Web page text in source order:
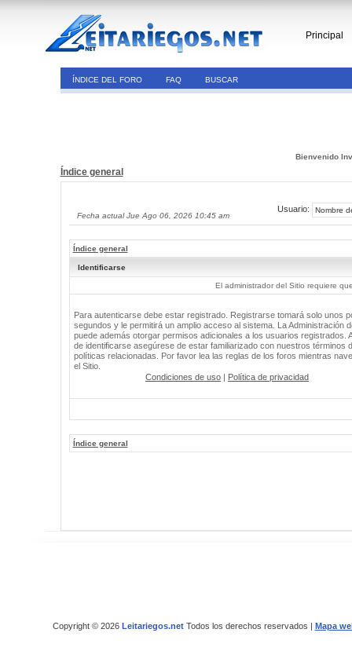
Principal
ÍNDICE DEL FORO FAQ BUSCAR
Bienvenido
Índice general
Fecha actual Jue Ago 06, 2026 10:45 am
Usuario:
Índice general
Identificarse
El administrador del Sitio requiere
Para autenticarse debe estar registrado. Registrarse tomará solo unos
segundos y le permitirá un amplio acceso al sistema. La Administración
puede además otorgar permisos adicionales a los usuarios registrados.
de identificarse asegúrese de estar familiarizado con nuestros términos
políticas relacionadas. Por favor lea las reglas de los foros mientras
el Sitio.
Condiciones de uso | Política de privacidad
Índice general
Copyright © 2026 Leitariegos.netTodos los derechos reservados | Mapa